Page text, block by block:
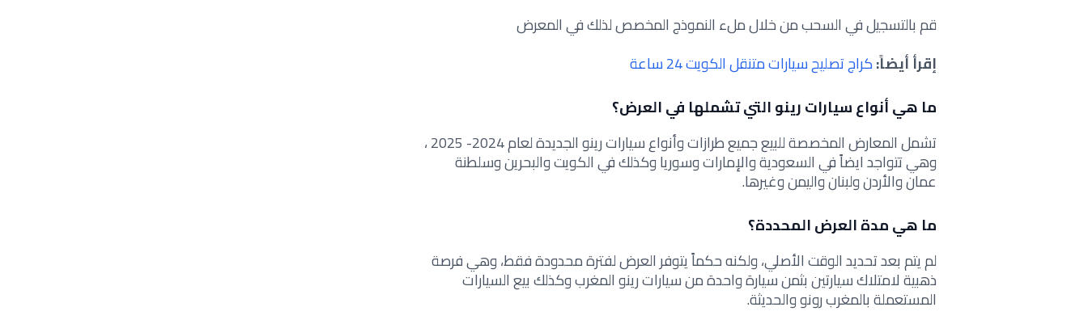
قم بالتسجيل في السحب من خلال ملء النموذج المخصص لذلك في المعرض
إقرأ أيضاً:كراج تصليح سيارات متنقل الكويت 24 ساعة
ما هي أنواع سيارات رينو التي تشملها في العرض؟
تشمل المعارض المخصصة للبيع جميع طرازات وأنواع سيارات رينو الجديدة لعام 2024- 2025 ،
وهي تتواجد ايضاً في السعودية والإمارات وسوريا وكذلك في الكويت والبحرين وسلطنة
عمان والأردن ولبنان واليمن وغيرها.
ما هي مدة العرض المحددة؟
لم يتم بعد تحديد الوقت الأصلي، ولكنه حكماً يتوفر العرض لفترة محدودة فقط، وهيفرصة
ذهبية لامتلاك سيارتين بثمن سيارة واحدة من سيارات رينو المغرب وكذلك بيع السيارات
المستعملة بالمغرب رونو والحديثة.